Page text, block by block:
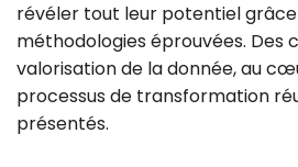
révéler tout leur potentiel grâce
méthodologies éprouvées. Des
valorisation de la donnée, au
processus de transformation
présentés.